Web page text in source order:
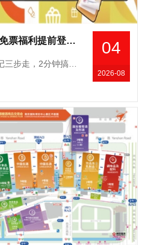
04
2026-08
2026南京秋糖观众预登记免票福利提前登记锁定3500+展商对接资源